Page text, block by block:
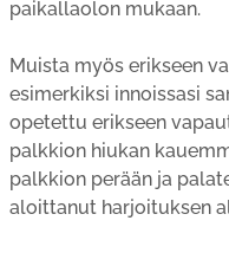
paikallaolon mukaan.
Muista myös erikseen
esimerkiksi innoissasi
opetettu erikseen
palkkion hiukan
palkkion perään ja
aloittanut harjoituksen